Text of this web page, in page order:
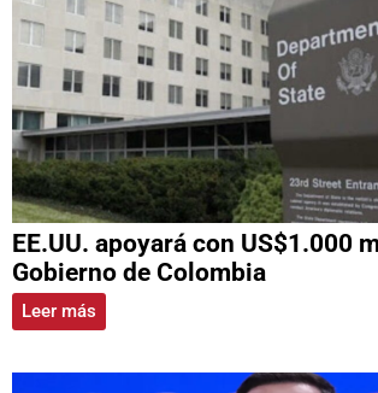
EE.UU. apoyará con US$1.000
Gobierno de Colombia
Leer más